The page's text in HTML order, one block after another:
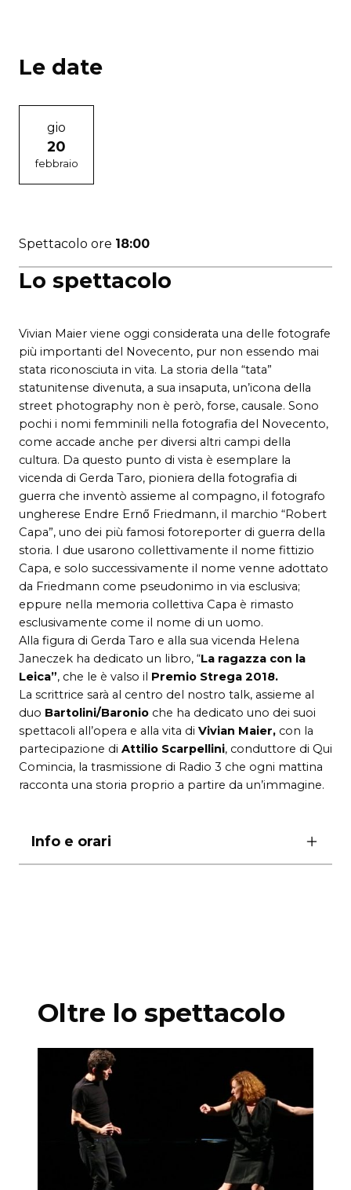
Lo spettacolo
Vivian Maier viene oggi considerata una delle fotografe
più importanti del Novecento, pur non essendo mai
stata riconosciuta in vita. La storia della “tata”
statunitense divenuta, a sua insaputa, un’icona della
street photography non è però, forse, causale. Sono
pochi i nomi femminili nella fotografia del Novecento,
come accade anche per diversi altri campi della
cultura. Da questo punto di vista è esemplare la
vicenda di Gerda Taro, pioniera della fotografia di
guerra che inventò assieme al compagno, il fotografo
ungherese Endre Ernő Friedmann, il marchio “Robert
Capa”, uno dei più famosi fotoreporter di guerra della
storia. I due usarono collettivamente il nome fittizio
Capa, e solo successivamente il nome venne adottato
da Friedmann come pseudonimo in via esclusiva;
eppure nella memoria collettiva Capa è rimasto
esclusivamente come il nome di un uomo.
Alla figura di Gerda Taro e alla sua vicenda Helena
Janeczek ha dedicato un libro, “La ragazza con la
Leica”, che le è valso il Premio Strega 2018.
La scrittrice sarà al centro del nostro talk, assieme al
duo Bartolini/Baronio che ha dedicato uno dei suoi
spettacoli all’opera e alla vita di Vivian Maier, con la
partecipazione di Attilio Scarpellini, conduttore di Qui
Comincia, la trasmissione di Radio 3 che ogni mattina
racconta una storia proprio a partire da un’immagine.
Info e orari
Le date
gio
20
febbraio
Spettacolo ore 18:00
Oltre lo spettacolo